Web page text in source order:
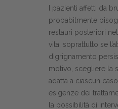
I pazienti affetti da
probabilmente
restauri posteriori
vita, soprattutto se
digrignamento
motivo, scegliere la
adatta a ciascun
esigenze dei
la possibilità di